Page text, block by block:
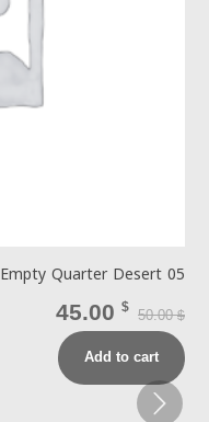
Empty Quarter Desert 05
50.00$
45.00 $
Add to cart